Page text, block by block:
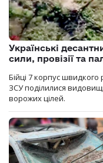
Українські
сили, провізії та
Бійці 7 корпус
ЗСУ поділилися
ворожих цілей.